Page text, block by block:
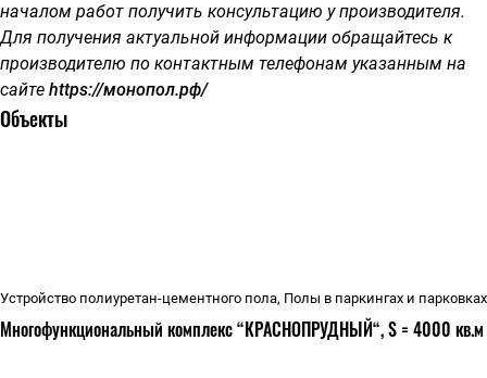
началом работ получить консультацию у производителя.
Для получения актуальной информации обращайтесь к
производителю по контактным телефонам указанным на
сайте https://монопол.рф/
Объекты
Устройство полиуретан-цементного пола, Полы в паркингах и парковках
Многофункциональный комплекс “КРАСНОПРУДНЫЙ“, S = 4000 кв.м